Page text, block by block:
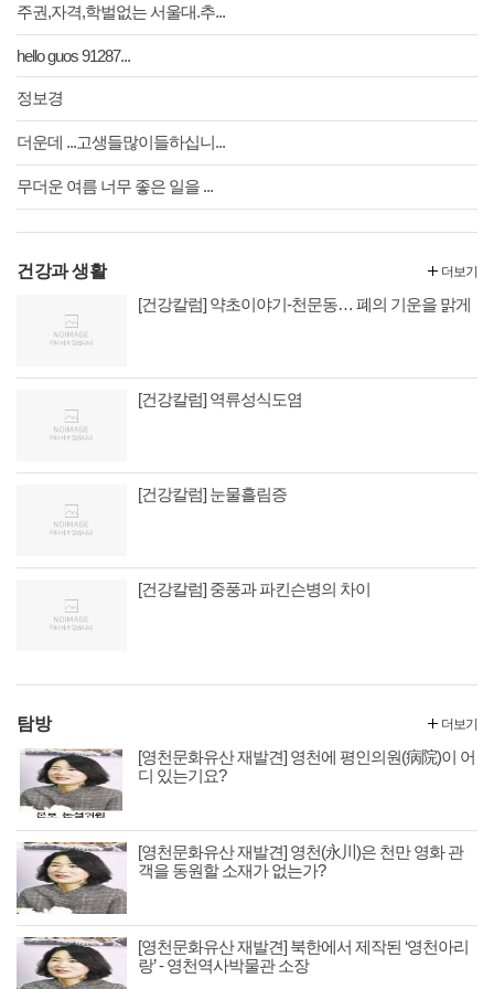
주권,자격,학벌없는 서울대.추...
hello guos 91287...
정보경
더운데 ...고생들많이들하십니...
무더운 여름 너무 좋은 일을 ...
건강과 생활
[건강칼럼] 약초이야기-천문동… 폐의 기운을 맑게
[건강칼럼] 역류성식도염
[건강칼럼] 눈물흘림증
[건강칼럼] 중풍과 파킨슨병의 차이
더보기
탐방
[영천문화유산 재발견] 영천에 평인의원(病院)이 어
디 있는기요?
[영천문화유산 재발견] 영천(永川)은 천만 영화 관
객을 동원할 소재가 없는가?
[영천문화유산 재발견] 북한에서 제작된 ‘영천아리
랑’ - 영천역사박물관 소장
더보기